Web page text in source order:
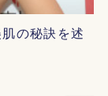
の秘訣を述